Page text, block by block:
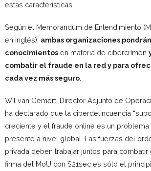
estas características.
Según el Memorandum de Entendimiento
en inglés), ambas organizaciones
conocimientos en materia de cibercrímen
combatir el fraude en la red y para
cada vez más seguro
Wil van Gemert, Director Adjunto de
ha declarado que la ciberdelincuencia
creciente y el fraude online es un
presente a nivel global. Las fuerzas del
privada deben trabajar juntos para
firma del MoU con S21sec es sólo el